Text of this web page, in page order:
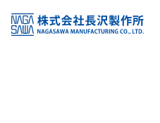
KSS加盟店・取扱店情報
店舗一覧